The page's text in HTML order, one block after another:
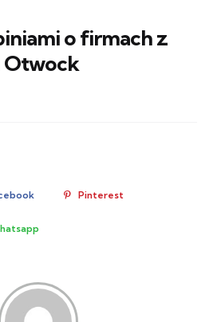
o firmach z
Otwock
Pinterest